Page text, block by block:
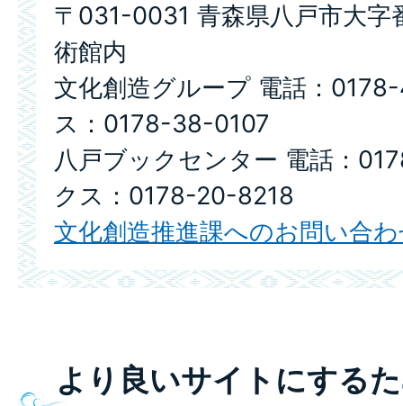
〒031-0031 青森県八戸市大字
術館内
文化創造グループ 電話：
ス：0178-38-0107
八戸ブックセンター 電話：
クス：0178-20-8218
文化創造推進課へのお問い合
より良いサイトにする